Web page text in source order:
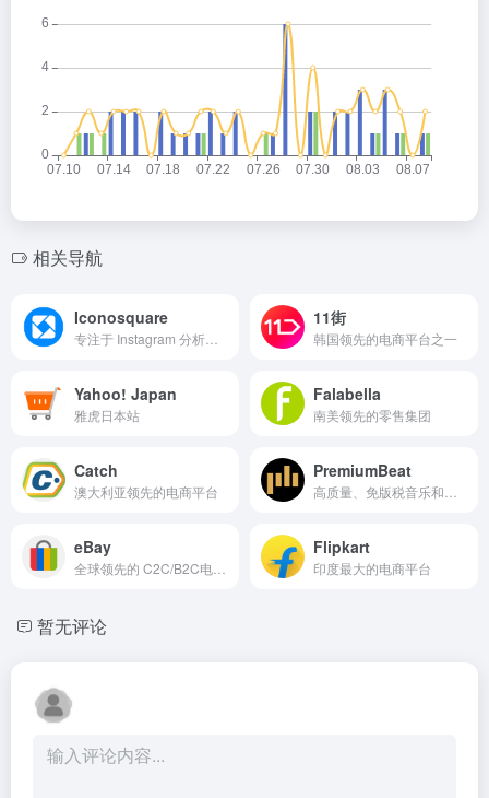
相关导航
Iconosquare 11街
韩国领先的电商平台之一
Yahoo! Japan
雅虎日本站
Falabella
南美领先的零售集团
Catch
澳大利亚领先的电商平台
PremiumBeat
eBay Flipkart
印度最大的电商平台
暂无评论